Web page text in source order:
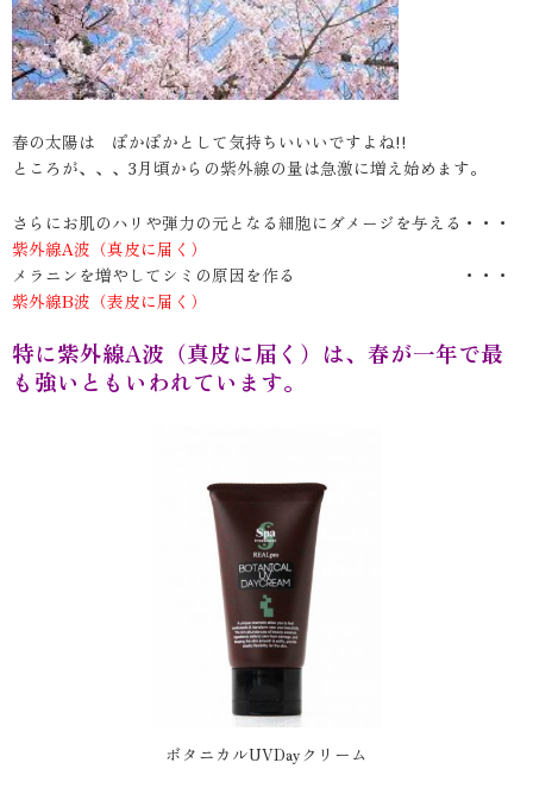
春の太陽は ぽかぽかとして気持ちいいいですよね!!
ところが、、、3月頃からの紫外線の量は急激に増え始めます。
さらにお肌のハリや弾力の元となる細胞にダメージを与える・・・
紫外線A波（真皮に届く）
メラニンを増やしてシミの原因を作る ・・・
紫外線B波（表皮に届く）
特に紫外線A波（真皮に届く）は、春が一年で最
も強いともいわれています。
ボタニカルUVDayクリーム